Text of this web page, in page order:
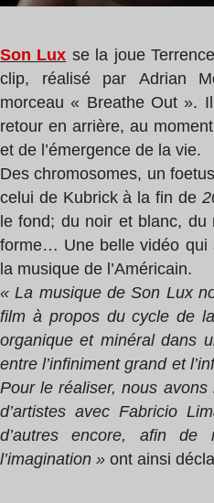
Son Lux se la joue
clip, réalisé par Adrian
morceau « Breathe Out ».
retour en arrière, au
et de l’émergence de la vie.
Des chromosomes, un
celui de Kubrick à la fin de
le fond; du noir et blanc,
forme… Une belle vidéo qui
la musique de l’Américain.
« La musique de Son Lux
film à propos du cycle de
organique et minéral dans
entre l’infiniment grand et
Pour le réaliser, nous
d’artistes avecFabricio
d’autres encore, afin de
l’imagination » ont ainsi